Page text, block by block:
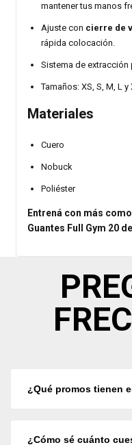
mantener tus manos
Ajuste con cierre de
rápida colocación.
Sistema de
Tamaños: XS, S, M, L y
Materiales
Cuero
Nobuck
Poliéster
Entrená con más
Guantes Full Gym 20
¿Qué promos tienen
¿Cómo sé cuánto